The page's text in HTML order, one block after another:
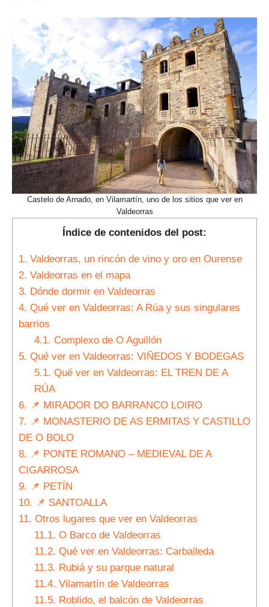
Castelo de Arnado, en Vilamartín, uno de los sitios que ver en
Valdeorras
Índice de contenidos del post:
1. Valdeorras, un rincón de vino y oro en Ourense
2. Valdeorras en el mapa
3. Dónde dormir en Valdeorras
4. Qué ver en Valdeorras: A Rúa y sus singulares
barrios
4.1. Complexo de O Aguillón
5. Qué ver en Valdeorras: VIÑEDOS Y BODEGAS
5.1. Qué ver en Valdeorras: EL TREN DE A
RÚA
6. 📌 MIRADOR DO BARRANCO LOIRO
7. 📌 MONASTERIO DE AS ERMITAS Y CASTILLO
DE O BOLO
8. 📌 PONTE ROMANO – MEDIEVAL DE A
CIGARROSA
9. 📌 PETÍN
10. 📌 SANTOALLA
11. Otros lugares que ver en Valdeorras
11.1. O Barco de Valdeorras
11.2. Qué ver en Valdeorras: Carballeda
11.3. Rubiá y su parque natural
11.4. Vilamartín de Valdeorras
11.5. Roblido, el balcón de Valdeorras